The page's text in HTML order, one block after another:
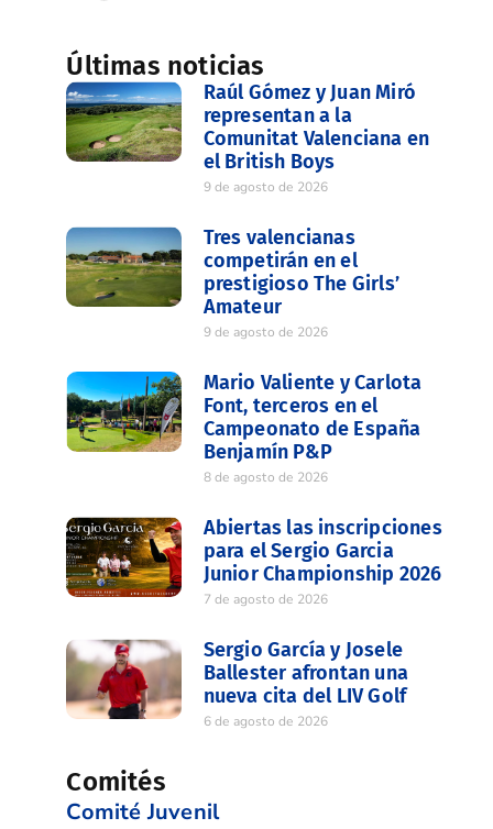
Últimas noticias
Raúl Gómez y Juan Miró
representan a la
Comunitat Valenciana en
el British Boys
9 de agosto de 2026
Tres valencianas
competirán en el
prestigioso The Girls’
Amateur
9 de agosto de 2026
Mario Valiente y Carlota
Font, terceros en el
Campeonato de España
Benjamín P&P
8 de agosto de 2026
Abiertas las inscripciones
para el Sergio Garcia
Junior Championship 2026
7 de agosto de 2026
Sergio García y Josele
Ballester afrontan una
nueva cita del LIV Golf
6 de agosto de 2026
Comités
Comité Juvenil